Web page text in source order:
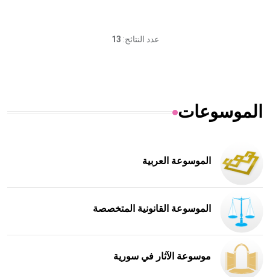
عدد النتائج: 13
الموسوعات
الموسوعة العربية
الموسوعة القانونية المتخصصة
موسوعة الآثار في سورية